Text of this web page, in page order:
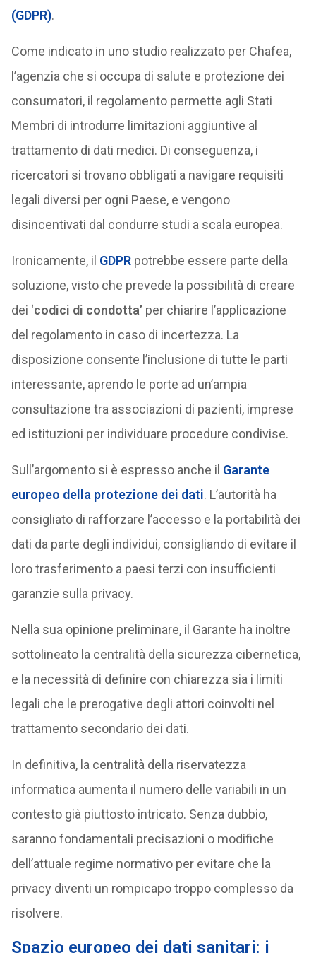
(GDPR).
Come indicato in uno studio realizzato per Chafea,
l’agenzia che si occupa di salute e protezione dei
consumatori, il regolamento permette agli Stati
Membri di introdurre limitazioni aggiuntive al
trattamento di dati medici. Di conseguenza, i
ricercatori si trovano obbligati a navigare requisiti
legali diversi per ogni Paese, e vengono
disincentivati dal condurre studi a scala europea.
Ironicamente, il GDPRpotrebbe essere parte della
soluzione, visto che prevede la possibilità di creare
dei ‘codici di condotta’per chiarire l’applicazione
del regolamento in caso di incertezza. La
disposizione consente l’inclusione di tutte le parti
interessante, aprendo le porte ad un’ampia
consultazione tra associazioni di pazienti, imprese
ed istituzioni per individuare procedure condivise.
Sull’argomento si è espresso anche il Garante
europeo della protezione dei dati. L’autorità ha
consigliato di rafforzare l’accesso e la portabilità dei
dati da parte degli individui, consigliando di evitare il
loro trasferimento a paesi terzi con insufficienti
garanzie sulla privacy.
Nella sua opinione preliminare, il Garante ha inoltre
sottolineato la centralità della sicurezza cibernetica,
e la necessità di definire con chiarezza sia i limiti
legali che le prerogative degli attori coinvolti nel
trattamento secondario dei dati.
In definitiva, la centralità della riservatezza
informatica aumenta il numero delle variabili in un
contesto già piuttosto intricato. Senza dubbio,
saranno fondamentali precisazioni o modifiche
dell’attuale regime normativo per evitare che la
privacy diventi un rompicapo troppo complesso da
risolvere.
Spazio europeo dei dati sanitari: i